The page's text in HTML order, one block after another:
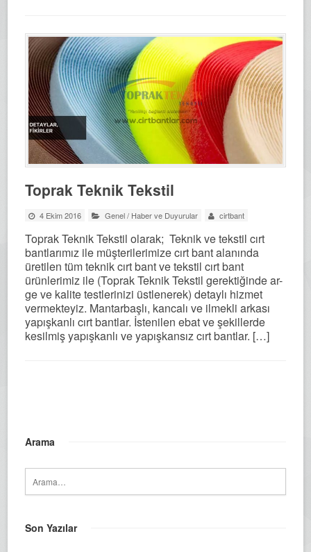
Toprak Teknik Tekstil
4 Ekim 2016 Genel/ Haber ve Duyurular cirtbant
Toprak Teknik Tekstil olarak; Teknik ve tekstil cırt
bantlarımız ile müşterilerimize cırt bant alanında
üretilen tüm teknik cırt bant ve tekstil cırt bant
ürünlerimiz ile (Toprak Teknik Tekstil gerektiğinde ar-
ge ve kalite testlerinizi üstlenerek) detaylı hizmet
vermekteyiz. Mantarbaşlı, kancalı ve ilmekli arkası
yapışkanlı cırt bantlar. İstenilen ebat ve şekillerde
kesilmiş yapışkanlı ve yapışkansız cırt bantlar. […]
Arama
Son Yazılar